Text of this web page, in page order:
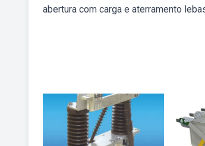
abertura com carga e aterramento